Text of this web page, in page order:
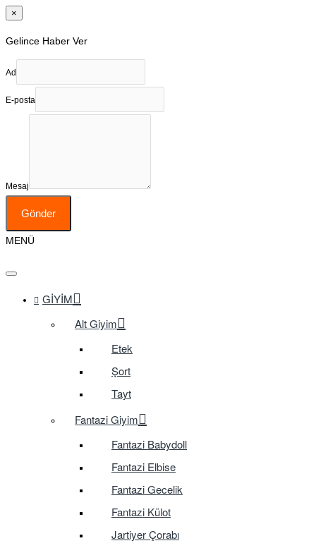
×
Gelince Haber Ver
Ad
E-posta
Mesaj
Gönder
MENÜ
GIYIM
Alt Giyim
Etek
Şort
Tayt
Fantazi Giyim
Fantazi Babydoll
Fantazi Elbise
Fantazi Gecelik
Fantazi Külot
Jartiyer Çorabı